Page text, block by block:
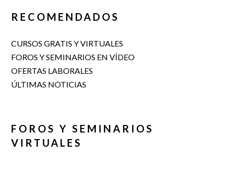
RECOMENDADOS
CURSOS GRATIS Y VIRTUALES
FOROS Y SEMINARIOS EN VÍDEO
OFERTAS LABORALES
ÚLTIMAS NOTICIAS
FOROS Y SEMINARIOS
VIRTUALES